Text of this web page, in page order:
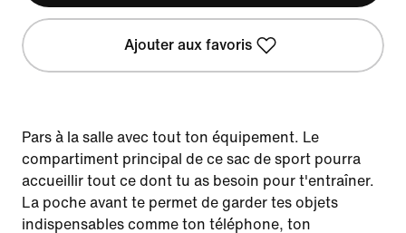
Ajouter aux favoris
Pars à la salle avec tout ton équipement. Le
compartiment principal de ce sac de sport pourra
accueillir tout ce dont tu as besoin pour t'entraîner.
La poche avant te permet de garder tes objets
indispensables comme ton téléphone, ton